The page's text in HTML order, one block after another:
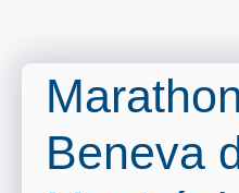
Beneva